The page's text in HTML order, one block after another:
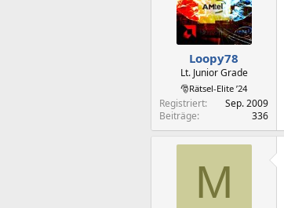
Loopy78
Lt. Junior Grade
🎅Rätsel-Elite ’24
Registriert
Sep. 2009
Beiträge
336
M